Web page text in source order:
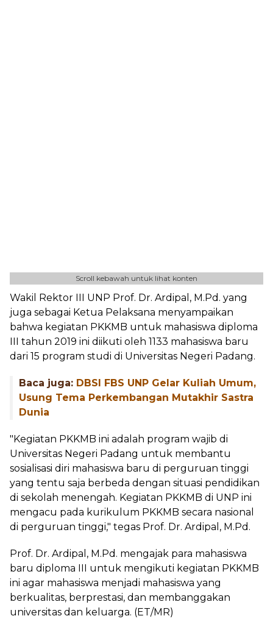
Scroll kebawah untuk lihat konten
Wakil Rektor III UNP Prof. Dr. Ardipal, M.Pd. yang
juga sebagai Ketua Pelaksana menyampaikan
bahwa kegiatan PKKMB untuk mahasiswa diploma
III tahun 2019 ini diikuti oleh 1133 mahasiswa baru
dari 15 program studi di Universitas Negeri Padang.
Baca juga: DBSI FBS UNP Gelar Kuliah Umum,
Usung Tema Perkembangan Mutakhir Sastra
Dunia
"Kegiatan PKKMB ini adalah program wajib di
Universitas Negeri Padang untuk membantu
sosialisasi diri mahasiswa baru di perguruan tinggi
yang tentu saja berbeda dengan situasi pendidikan
di sekolah menengah. Kegiatan PKKMB di UNP ini
mengacu pada kurikulum PKKMB secara nasional
di perguruan tinggi," tegas Prof. Dr. Ardipal, M.Pd.
Prof. Dr. Ardipal, M.Pd. mengajak para mahasiswa
baru diploma III untuk mengikuti kegiatan PKKMB
ini agar mahasiswa menjadi mahasiswa yang
berkualitas, berprestasi, dan membanggakan
universitas dan keluarga. (ET/MR)